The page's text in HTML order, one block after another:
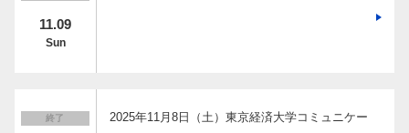
11.09
Sun
終了
2025年11月8日（土）東京経済大学コミュニケー